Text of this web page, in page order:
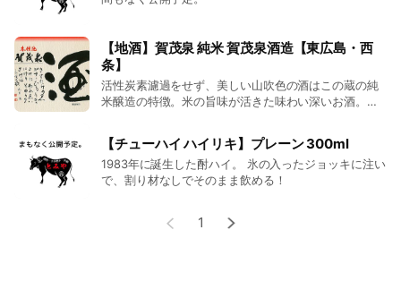
【地酒】賀茂泉 純米 賀茂泉酒造【東広島・西
条】
活性炭素濾過をせず、美しい山吹色の酒はこの蔵の純
米醸造の特徴。米の旨味が活きた味わい深いお酒。全
いと喉ごしの良さがあります。
【チューハイ ハイリキ】プレーン 300ml
1983年に誕生した酎ハイ。 氷の入ったジョッキに注い
で、割り材なしでそのまま飲める！
1